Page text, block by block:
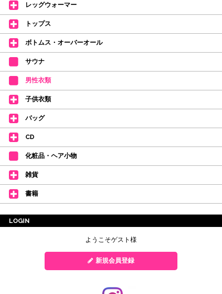
皆さまのダンスライフをサポートできるようなさまざまな商品をご紹介して
おります。
【新商品はこちらから】 ←ここをクリック♪
レッグウォーマー
トップス
ボトムス・オーバーオール
サウナ
男性衣類
子供衣類
バッグ
CD
化粧品・ヘア小物
雑貨
書籍
LOGIN
ようこそゲスト様
新規会員登録